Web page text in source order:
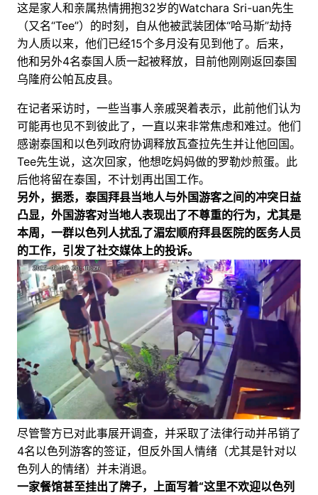
这是家人和亲属热情拥抱32岁的Watchara Sri-uan先生
（又名“Tee”）的时刻，自从他被武装团体“哈马斯”劫持
为人质以来，他们已经15个多月没有见到他了。后来，
他和另外4名泰国人质一起被释放，目前他刚刚返回泰国
乌隆府公帕瓦皮县。
在记者采访时，一些当事人亲戚哭着表示，此前他们认为
可能再也见不到彼此了，一直以来非常焦虑和难过。他们
感谢泰国和以色列政府协调释放瓦查拉先生并让他回国。
Tee先生说，这次回家，他想吃妈妈做的罗勒炒煎蛋。此
后他将留在泰国，不计划再出国工作。
另外，据悉，泰国拜县当地人与外国游客之间的冲突日益
凸显，外国游客对当地人表现出了不尊重的行为，尤其是
本周，一群以色列人扰乱了湄宏顺府拜县医院的医务人员
的工作，引发了社交媒体上的投诉。
尽管警方已对此事展开调查，并采取了法律行动并吊销了
4名以色列游客的签证，但反外国人情绪（尤其是针对以
色列人的情绪）并未消退。
一家餐馆甚至挂出了牌子，上面写着“这里不欢迎以色列